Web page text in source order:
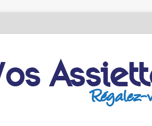
des Chefs” du 19 au 24 octobre 2026